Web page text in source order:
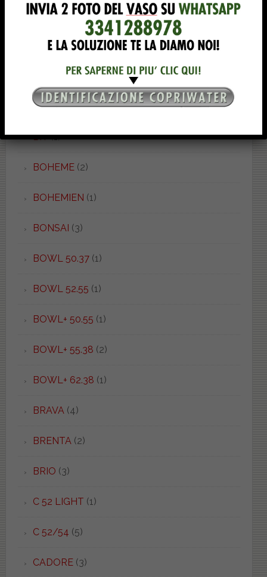
BELLE ARTI(1)
BELLINI (1)
(4)
BIARRIZ(1)
BIT(1)
BOHEME(2)
BOHEMIEN (1)
BONSAI (3)
BOWL 50.37(1)
BOWL 52.55 (1)
BOWL+ 50.55 (1)
BOWL+ 55.38 (2)
BOWL+ 62.38 (1)
BRAVA(4)
BRENTA(2)
BRIO (3)
C 52 LIGHT (1)
C 52/54 (5)
CADORE(3)